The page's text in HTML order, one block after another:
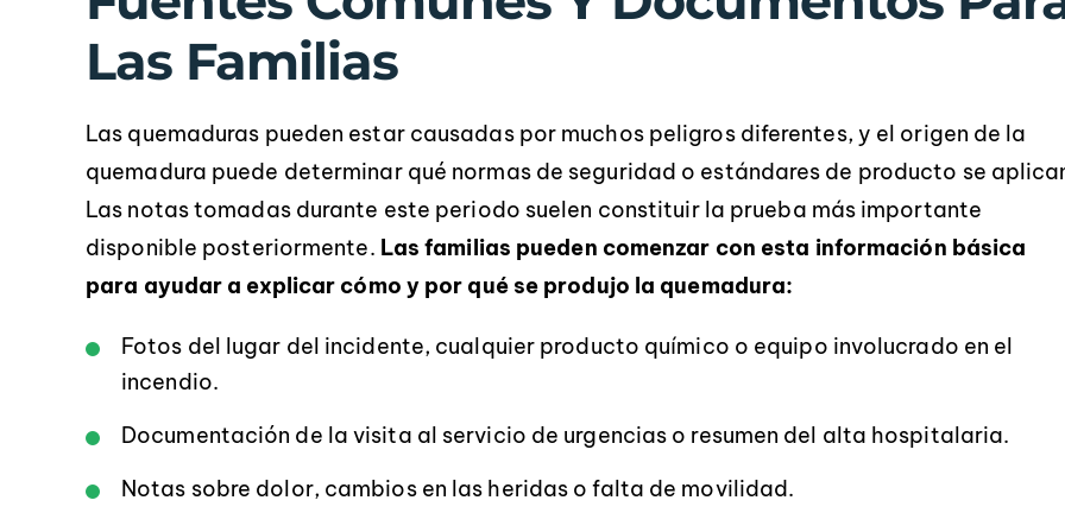
Las Familias
Las quemaduras pueden estar causadas por muchos peligros diferentes, y el origen de la
quemadura puede determinar qué normas de seguridad o estándares de producto se
Las notas tomadas durante este periodo suelen constituir la prueba más importante
disponible posteriormente. Las familias pueden comenzar con esta información básica
para ayudar a explicar cómo y por qué se produjo la quemadura:
Fotos del lugar del incidente, cualquier producto químico o equipo involucrado en el
incendio.
Documentación de la visita al servicio de urgencias o resumen del alta hospitalaria.
Notas sobre dolor, cambios en las heridas o falta de movilidad.